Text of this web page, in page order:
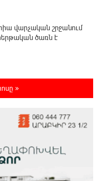
վարչական շրջանում
ծառն է
են փոխել
նավագնացության
ու Սյունե
են Արարատի
»